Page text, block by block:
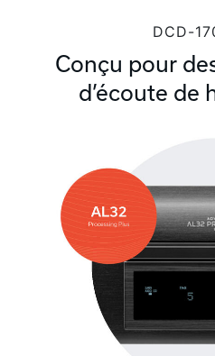
DCD-
Conçu pour
d’écoute de